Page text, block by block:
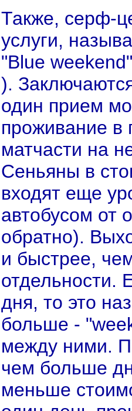
Также, серф-
услуги,
"Blue
).
один прием
проживание в
матчасти на
Сеньяны в
входят еще
автобусом от
обратно).
и быстрее,
отдельности.
дня, то это
больше -
между ними.
чем больше
меньше